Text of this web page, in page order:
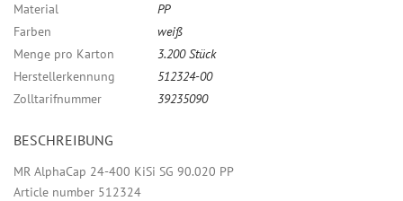
Material
PP
Farben
weiß
Menge pro Karton
3.200 Stück
Herstellerkennung
512324-00
Zolltarifnummer
39235090
BESCHREIBUNG
MR AlphaCap 24-400 KiSi SG 90.020 PP
Article number 512324